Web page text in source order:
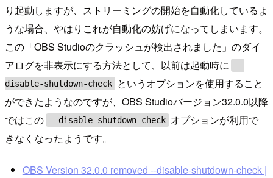
り起動しますが、ストリーミングの開始を自動化しているよ
うな場合、やはりこれが自動化の妨げになってしまいます。
この「OBS Studioのクラッシュが検出されました」のダイ
アログを非表示にする方法として、以前は起動時に
--
disable-shutdown-check
というオプションを使用すること
ができたようなのですが、OBS Studioバージョン32.0.0以降
ではこの
--disable-shutdown-check オプションが利用で
きなくなったようです。
OBS Version 32.0.0 removed --disable-shutdown-check |